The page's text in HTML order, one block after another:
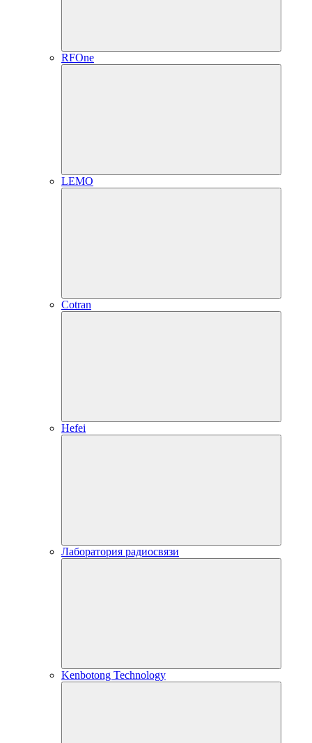
RFOne
LEMO
Cotran
Hefei
Лаборатория радиосвязи
Kenbotong Technology